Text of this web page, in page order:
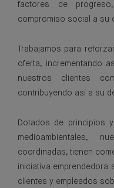
factores de
compromiso social a su
Trabajamos para
oferta, incrementando
nuestros clientes
contribuyendo así a su
Dotados de principios
medioambientales,
coordinadas, tienen
iniciativa emprendedora
clientes y empleados